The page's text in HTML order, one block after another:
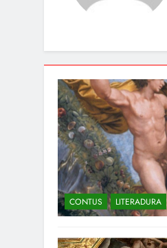
CONTUS LITERADURA